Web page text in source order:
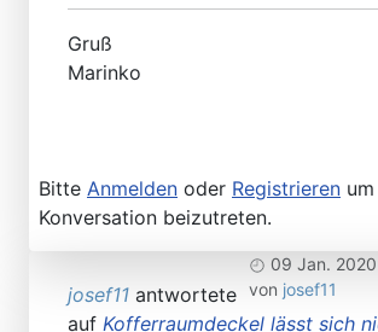
Gruß
Marinko
Bitte Anmelden oder Registrieren
Konversation beizutreten.
09 Jan.
von josef11
josef11 antwortete
auf Kofferraumdeckel lässt sich